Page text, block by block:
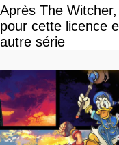
Après The
pour cette licence
autre série